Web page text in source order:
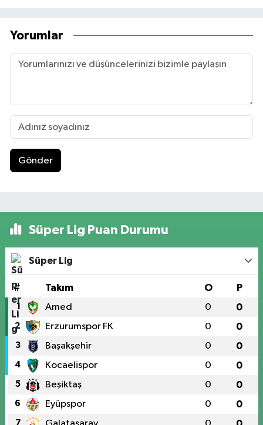
Yorumlar
Gönder
Süper Lig Puan Durumu
Süper Lig
# Takım O P
1 Amed 0 0
2 Erzurumspor FK 0 0
3 Başakşehir 0 0
4 Kocaelispor 0 0
5 Beşiktaş 0 0
6 Eyüpspor 0 0
7